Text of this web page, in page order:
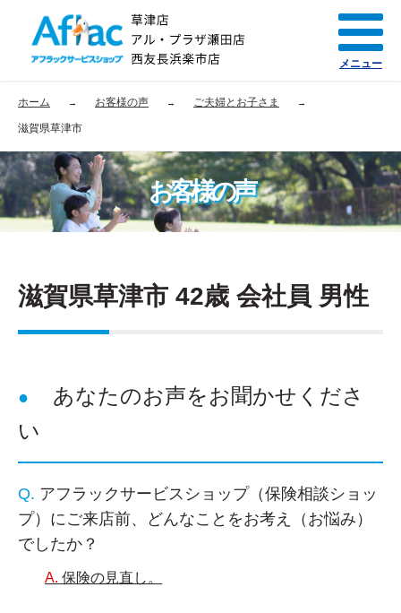
ホーム お客様の声 ご夫婦とお子さま
滋賀県草津市
お客様の声
滋賀県草津市 42歳 会社員 男性
あなたのお声をお聞かせくださ
い
アフラックサービスショップ（保険相談ショッ
プ）にご来店前、どんなことをお考え（お悩み）
でしたか？
保険の見直し。
メニュー